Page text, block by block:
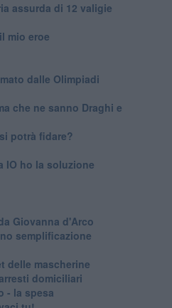
assurda di 12 valigie
mio eroe
dalle Olimpiadi
che ne sanno Draghi e
potrà fidare?
IO ho la soluzione
Giovanna d'Arco
semplificazione
delle mascherine
domiciliari
- la spesa